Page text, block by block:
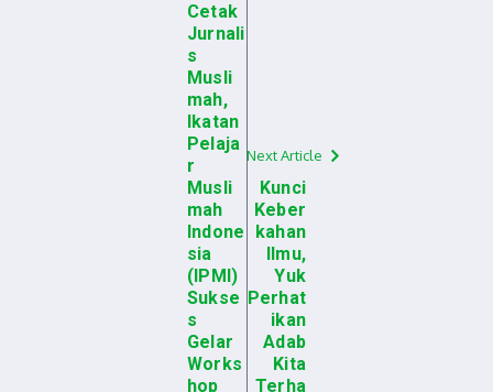
Cetak
Jurnali
s
Musli
mah,
Ikatan
Pelaja
r
Musli
mah
Indone
sia
(IPMI)
Sukse
s
Gelar
Works
hop
Next Article
Kunci
Keber
kahan
Ilmu,
Yuk
Perhat
ikan
Adab
Kita
Terha